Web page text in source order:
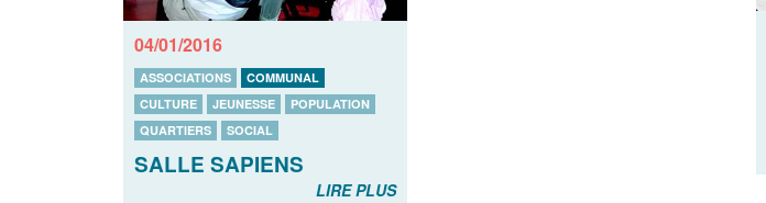
04/01/2016
ASSOCIATIONS
COMMUNAL
CULTURE
JEUNESSE
POPULATION
QUARTIERS
SOCIAL
SALLE SAPIENS
LIRE PLUS